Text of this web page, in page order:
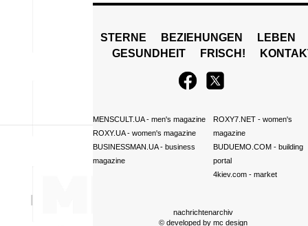
STERNE BEZIEHUNGEN
LEBEN
GESUNDHEIT
FRISCH!
MENSCULT.UA- men's magazine
ROXY.UA- women's magazine
BUSINESSMAN.UA- business
magazine
ROXY7.NET- women's
magazine
BUDUEMO.COM- building
portal
4kiev.com- market
nachrichtenarchiv
© developed by mc design